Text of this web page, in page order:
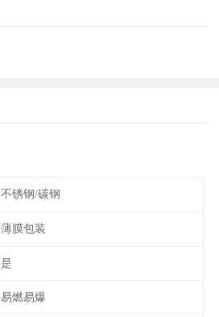
不锈钢/碳钢
薄膜包装
是
易燃易爆